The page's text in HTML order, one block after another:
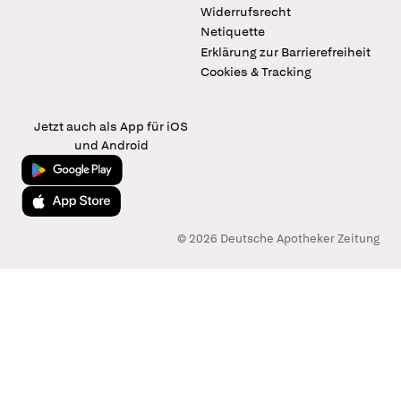
Widerrufsrecht
Netiquette
Erklärung zur Barrierefreiheit
Cookies & Tracking
Jetzt auch als App für iOS
und Android
Jetzt bei Google Play
Laden im App Store
© 2026 Deutsche Apotheker Zeitung